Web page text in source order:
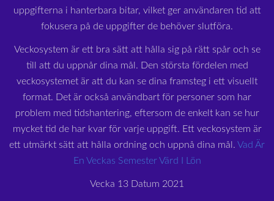
uppgifterna i hanterbara bitar, vilket ger användaren tid att
fokusera på de uppgifter de behöver slutföra.
Veckosystem är ett bra sätt att hålla sig på rätt spår och se
till att du uppnår dina mål. Den största fördelen med
veckosystemet är att du kan se dina framsteg i ett visuellt
format. Det är också användbart för personer som har
problem med tidshantering, eftersom de enkelt kan se hur
mycket tid de har kvar för varje uppgift. Ett veckosystem är
ett utmärkt sätt att hålla ordning och uppnå dina mål. Vad Är
En Veckas Semester Värd I Lön
Vecka 13 Datum 2021